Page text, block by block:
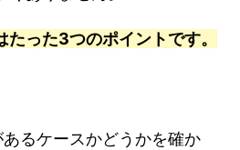
った3つのポイントです。
るケースかどうかを確か